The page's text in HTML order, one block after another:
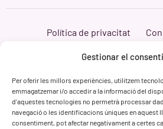
Gestionar el
Per oferir les millors experiències, utilitzem
emmagatzemar i/o accedir a la informació del
d'aquestes tecnologies no permetrà processar
navegació o les identificacions úniques en aquest
consentiment, pot afectar negativament a certes
Política de privacitat
Branding i Web ASH